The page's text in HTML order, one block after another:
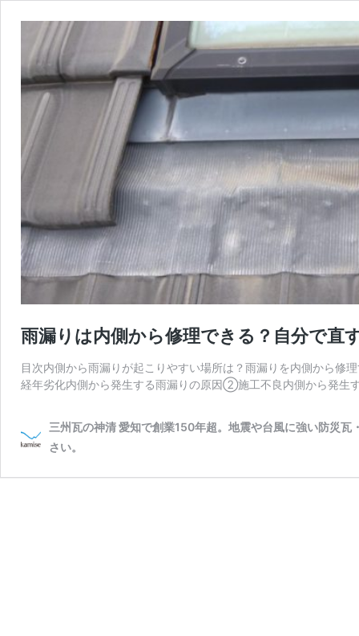
雨漏りは内側から修理できる？自分で直
目次内側から雨漏りが起こりやすい場所は？雨漏りを内側から
経年劣化内側から発生する雨漏りの原因➁施工不良内側から発
三州瓦の神清 愛知で創業150年超。地震や台風に強い防災
さい。